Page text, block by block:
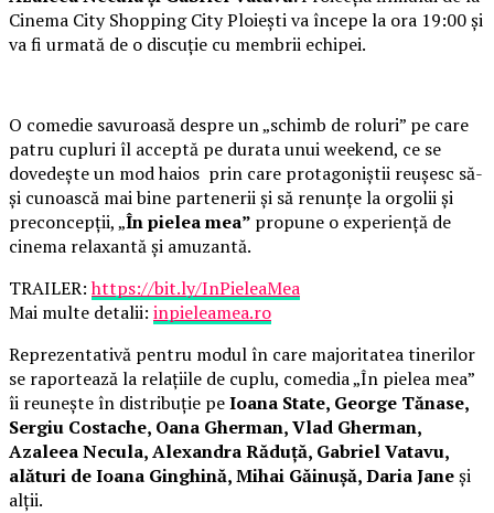
Cinema City Shopping City Ploiești va începe la ora 19:00 și
va fi urmată de o discuție cu membrii echipei.
O comedie savuroasă despre un „schimb de roluri” pe care
patru cupluri îl acceptă pe durata unui weekend, ce se
dovedește un mod haios prin care protagoniștii reușesc să-
și cunoască mai bine partenerii și să renunțe la orgolii și
preconcepții, „În pielea mea” propune o experiență de
cinema relaxantă și amuzantă.
TRAILER:https://bit.ly/InPieleaMea
Mai multe detalii: inpieleamea.ro
Reprezentativă pentru modul în care majoritatea tinerilor
se raportează la relațiile de cuplu, comedia „În pielea mea”
îi reunește în distribuție peIoana State, George Tănase,
Sergiu Costache, Oana Gherman, Vlad Gherman,
Azaleea Necula, Alexandra Răduță, Gabriel Vatavu,
alături de Ioana Ginghină, Mihai Găinușă, Daria Janeși
alții.